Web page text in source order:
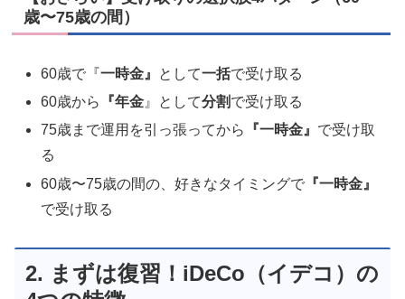
歳〜75歳の間）
60歳で『一時金』 として一括で受け取る
60歳から
『年金 』として分割で受け取る
75歳まで運用を引っ張ってから
『一時金』 で受け取
る
60歳〜75歳の間の、好きなタイミングで 『一時金』
で受け取る
2. まずは復習！iDeCo（イデコ）の